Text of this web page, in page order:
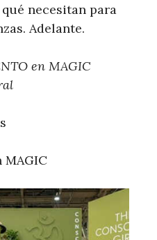
necesitan para
Adelante.
en MAGIC
MAGIC